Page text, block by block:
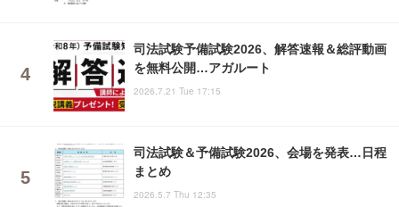
司法試験予備試験2026、解答速報＆総評動画
を無料公開…アガルート
2026.7.21 Tue 17:15
司法試験＆予備試験2026、会場を発表…日程
まとめ
2026.5.7 Thu 12:35